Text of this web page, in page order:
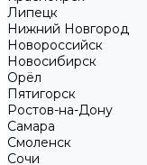
Липецк
Нижний Новгород
Новороссийск
Новосибирск
Орёл
Пятигорск
Ростов-на-Дону
Самара
Смоленск
Сочи